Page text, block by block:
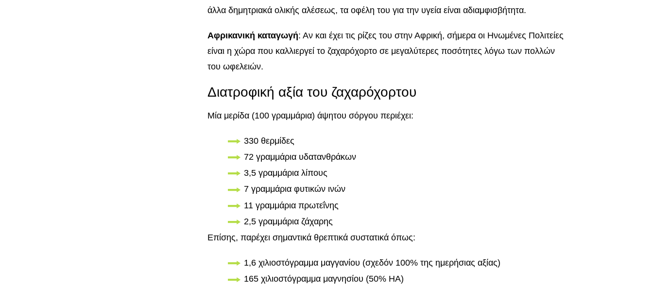
άλλα δημητριακά ολικής αλέσεως, τα οφέλη του για την υγεία είναι αδιαμφισβήτητα.
Αφρικανική καταγωγή: Αν και έχει τις ρίζες του στην Αφρική, σήμερα οι Ηνωμένες Πολιτείες
είναι η χώρα που καλλιεργεί το ζαχαρόχορτο σε μεγαλύτερες ποσότητες λόγω των πολλών
του ωφελειών.
Διατροφική αξία του ζαχαρόχορτου
Μία μερίδα (100 γραμμάρια) άψητου σόργου περιέχει:
330 θερμίδες
72 γραμμάρια υδατανθράκων
3,5 γραμμάρια λίπους
7 γραμμάρια φυτικών ινών
11 γραμμάρια πρωτεΐνης
2,5 γραμμάρια ζάχαρης
Επίσης, παρέχει σημαντικά θρεπτικά συστατικά όπως:
1,6 χιλιοστόγραμμα μαγγανίου (σχεδόν 100% της ημερήσιας αξίας)
165 χιλιοστόγραμμα μαγνησίου (50% ΗΑ)